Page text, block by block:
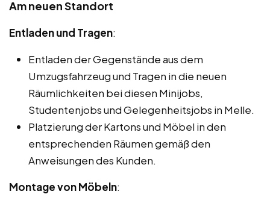
Am neuen Standort
Entladen und Tragen:
Entladen der Gegenstände aus dem
Umzugsfahrzeug und Tragen in die neuen
Räumlichkeiten bei diesen Minijobs,
Studentenjobs und Gelegenheitsjobs in Melle.
Platzierung der Kartons und Möbel in den
entsprechenden Räumen gemäß den
Anweisungen des Kunden.
Montage von Möbeln: